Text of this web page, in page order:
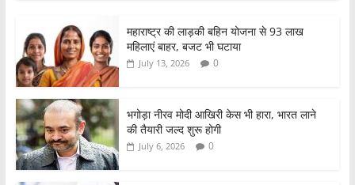
c
e
b
o
o
k
er s
A
p
ar
e
महाराष्ट्र की लाड़की बहिन योजना से 93 लाख
महिलाएं बाहर, बजट भी घटाया
July 13, 2026 0
भगोड़ा नीरव मोदी आखिरी केस भी हारा, भारत लाने
की तैयारी जल्द शुरू होगी
July 6, 2026 0